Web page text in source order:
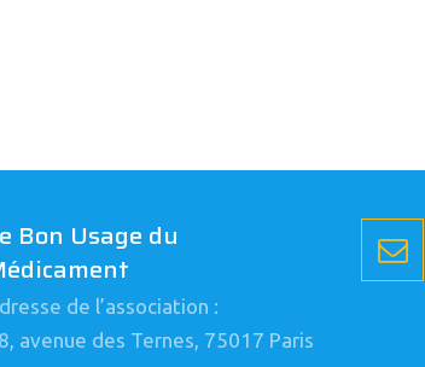
Bon Usage du
de l’association :
avenue des Ternes, 75017 Paris